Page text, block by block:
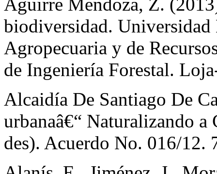
Aguirre Mendoza, Z.
biodiversidad.
Agropecuaria y de
de Ingeniería Forestal.
Alcaidía De Santiago De
urbanaâ€“ Naturalizando
des). Acuerdo No. 016/12.